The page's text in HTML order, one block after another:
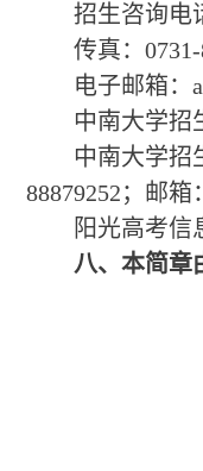
招生咨询电
传真：
电子邮箱：
中南大学招
中南大学招
88879252；邮箱
阳光高考信
八、本简章